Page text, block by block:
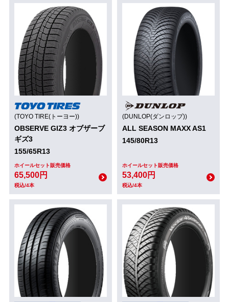
(TOYO TIRE(トーヨー))
OBSERVE GIZ3 オブザーブ
ギズ3
155/65R13
ホイールセット販売価格
65,500円
税込/4本
(DUNLOP(ダンロップ))
ALL SEASON MAXX AS1
145/80R13
ホイールセット販売価格
53,400円
税込/4本